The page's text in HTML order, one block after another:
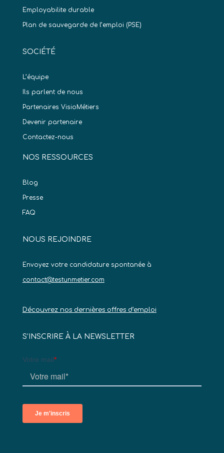
Employabilite durable
Plan de sauvegarde de l’emploi (PSE)
SOCIÉTÉ
L’équipe
Ils parlent de nous
Partenaires VisioMétiers
Devenir partenaire
Contactez-nous
NOS RESSOURCES
Blog
Presse
FAQ
NOUS REJOINDRE
Envoyez votre candidature spontanée à
contact@testunmetier.com
Découvrez nos dernières offres d’emploi
S’INSCRIRE À LA NEWSLETTER